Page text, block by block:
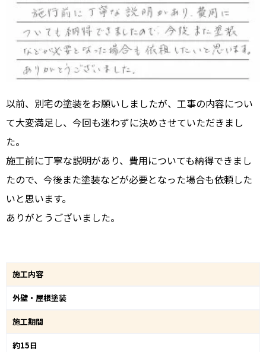
以前、別宅の塗装をお願いしましたが、工事の内容につい
て大変満足し、今回も迷わずに決めさせていただきまし
た。
施工前に丁寧な説明があり、費用についても納得できまし
たので、今後また塗装などが必要となった場合も依頼した
いと思います。
ありがとうございました。
施工内容
外壁・屋根塗装
施工期間
約15日